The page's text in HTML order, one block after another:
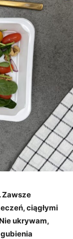
Zawsze
ciągłymi
ukrywam,